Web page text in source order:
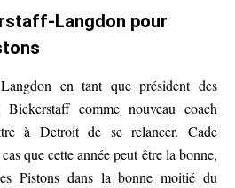
Langdon pour
en tant que président des
comme nouveau coach
à Detroit de se relancer. Cade
que cette année peut être la bonne,
Pistons dans la bonne moitié du